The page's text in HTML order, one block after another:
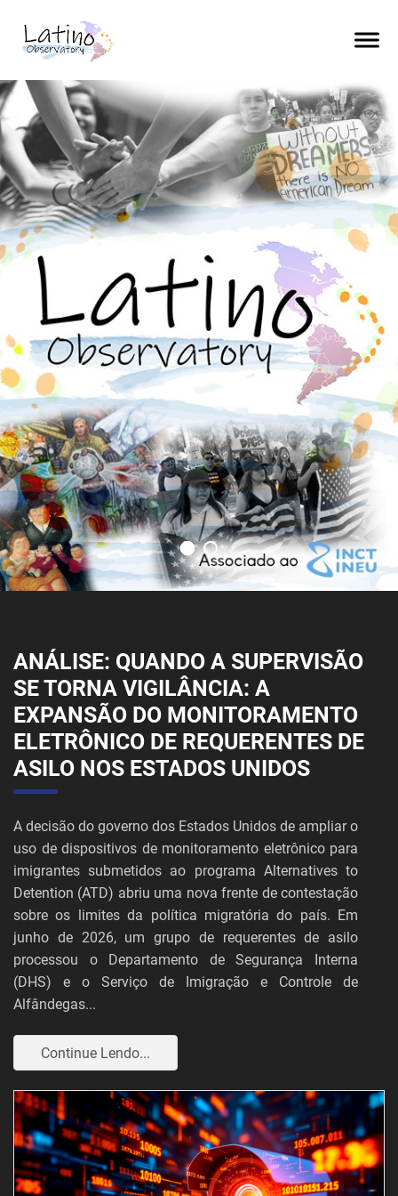
ANÁLISE: QUANDO A SUPERVISÃO
SE TORNA VIGILÂNCIA: A
EXPANSÃO DO MONITORAMENTO
ELETRÔNICO DE REQUERENTES DE
ASILO NOS ESTADOS UNIDOS
A decisão do governo dos Estados Unidos de ampliar o
uso de dispositivos de monitoramento eletrônico para
imigrantes submetidos ao programa Alternatives to
Detention (ATD) abriu uma nova frente de contestação
sobre os limites da política migratória do país. Em
junho de 2026, um grupo de requerentes de asilo
processou o Departamento de Segurança Interna
(DHS) e o Serviço de Imigração e Controle de
Alfândegas...
Continue Lendo...